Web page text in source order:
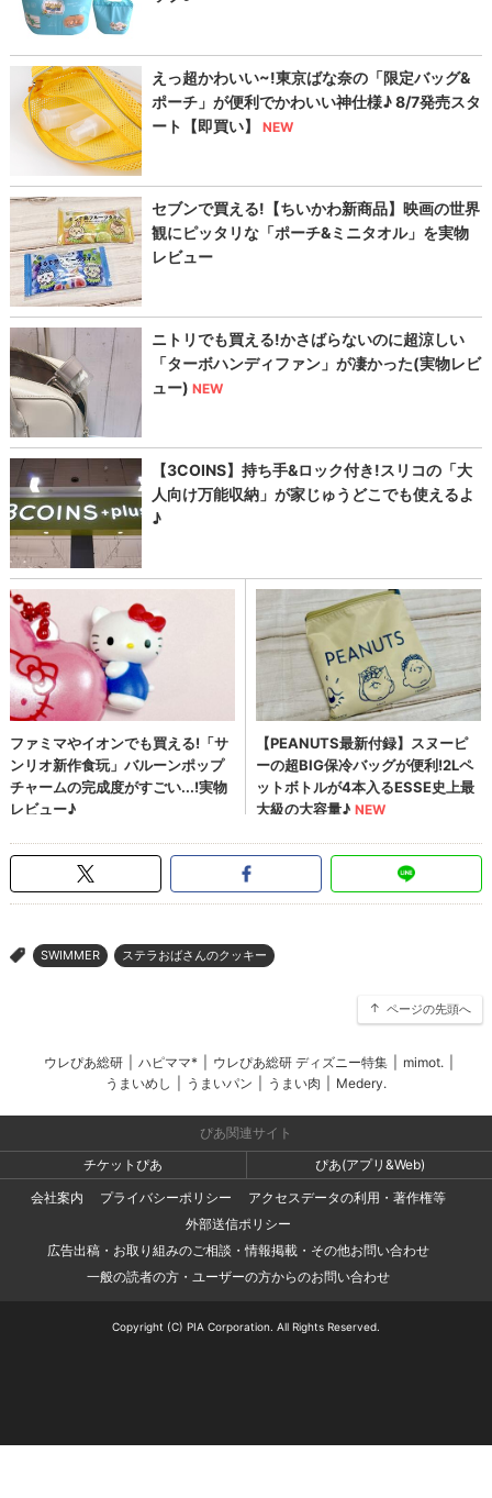
> SWIMMER ステラおばさんのクッキー
ページの先頭へ
ウレぴあ総研 ハピママ* ウレぴあ総研 ディズニー特集 mimot.
うまいめし
うまいパン うまい肉 Medery.
ぴあ関連サイト
チケットぴあ
ぴあ(アプリ&Web)
会社案内
プライバシーポリシー
アクセスデータの利用・著作権等
外部送信ポリシー
広告出稿・お取り組みのご相談・情報掲載・その他お問い合わせ
一般の読者の方・ユーザーの方からのお問い合わせ
Copyright (C) PIA Corporation. All Rights Reserved.